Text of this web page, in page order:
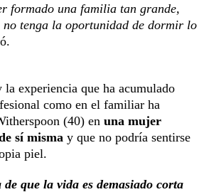
formado una familia tan grande,
no tenga la oportunidad de dormir lo
la experiencia que ha acumulado
como en el familiar ha
(40) en una mujer
sí misma y que no podría sentirse
piel.
que la vida es demasiado corta